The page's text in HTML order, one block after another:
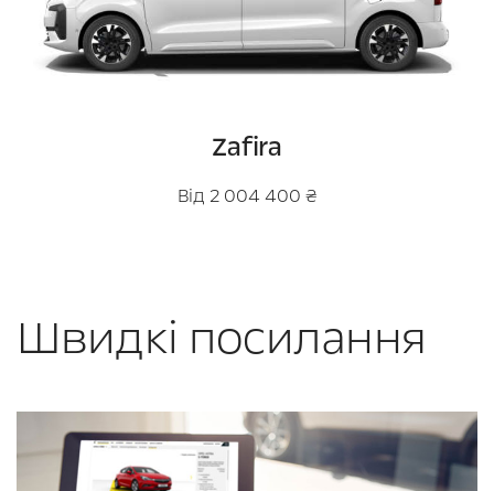
Zafira
Від 2 004 400 ₴
Швидкі посилання